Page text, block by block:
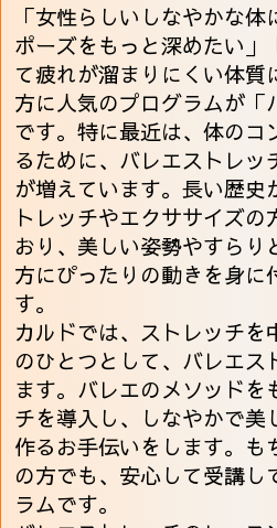
「女性らしいしなやかな
ポーズをもっと深めたい」
て疲れが溜まりにくい体質
方に人気のプログラムが「
です。特に最近は、体のコ
るために、バレエストレッ
が増えています。長い歴史
トレッチやエクササイズの
おり、美しい姿勢やすらり
方にぴったりの動きを身に
す。
カルドでは、ストレッチを
のひとつとして、バレエス
ます。バレエのメソッドを
チを導入し、しなやかで美
作るお手伝いをします。も
の方でも、安心して受講し
ラムです。